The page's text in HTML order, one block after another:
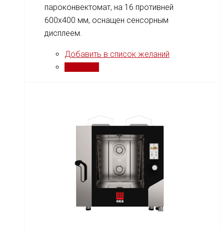
пароконвектомат, на 16 противней
600x400 мм, оснащен сенсорным
дисплеем.
Добавить в список желаний